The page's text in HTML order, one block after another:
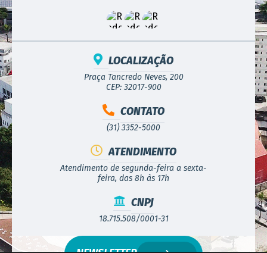
LOCALIZAÇÃO
Praça Tancredo Neves, 200
CEP: 32017-900
CONTATO
(31) 3352-5000
ATENDIMENTO
Atendimento de segunda-feira a sexta-
feira, das 8h às 17h
CNPJ
18.715.508/0001-31